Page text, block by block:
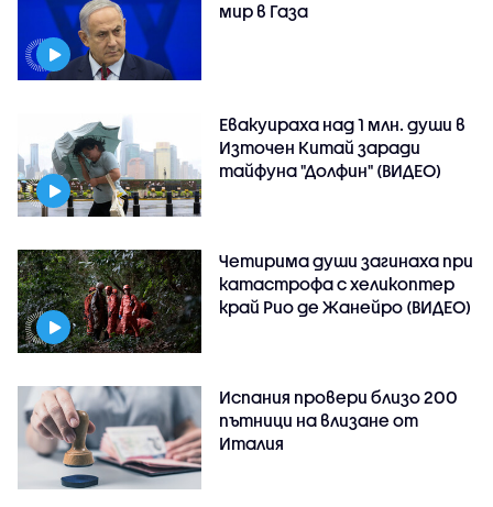
мир в Газа
Евакуираха над 1 млн. души в
Източен Китай заради
тайфуна "Долфин" (ВИДЕО)
Четирима души загинаха при
катастрофа с хеликоптер
край Рио де Жанейро (ВИДЕО)
Испания провери близо 200
пътници на влизане от
Италия